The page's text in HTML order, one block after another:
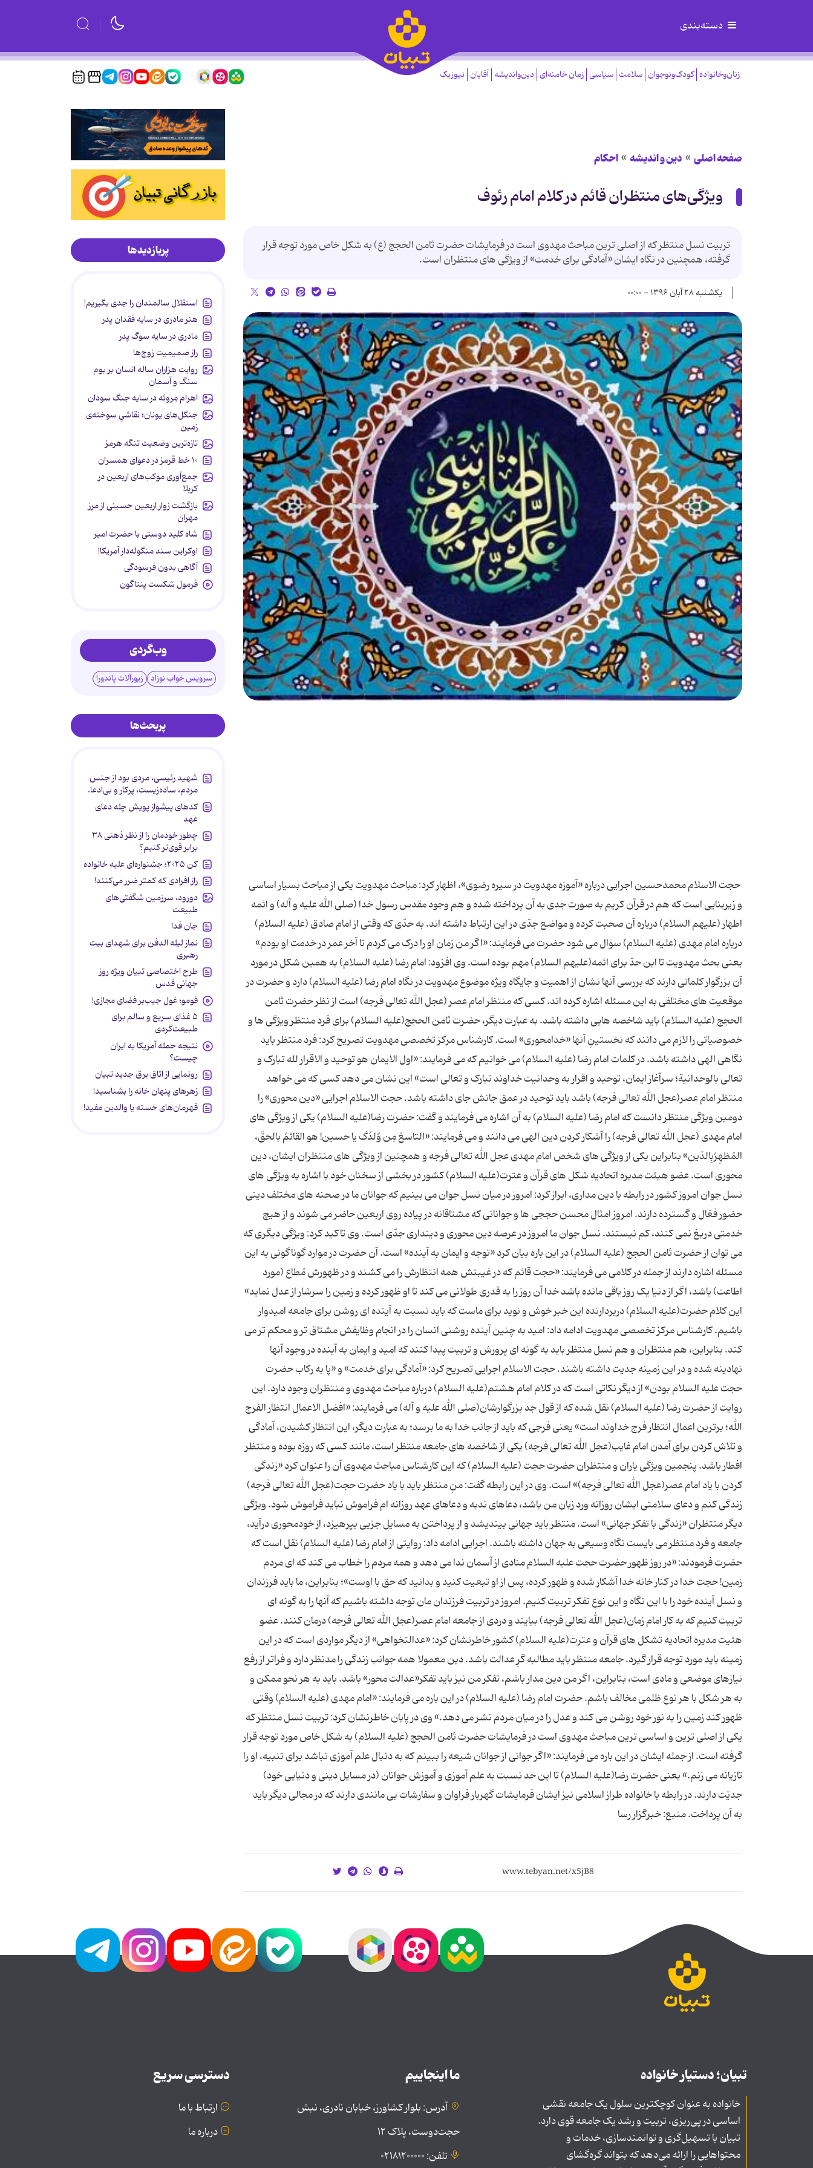
دسته‌بندی
زنان‌وخانواده کودک‌ونوجوان سلامت سیاسی زمان خامنه‌ای دین‌واندیشه آقایان نیوزیک
صفحه اصلی دین و اندیشه احکام
ویژگی‌های منتظران قائم در کلام امام رئوف
تربیت نسل منتظر که از اصلی ترین مباحث مهدوی است در فرمایشات حضرت ثامن الحجج (ع) به شکل خاص مورد توجه قرار
گرفته، همچنین در نگاه ایشان «آمادگی برای خدمت» از ویژگی های منتظران است.
یکشنبه ۲۸ آبان ۱۳۹۶ - ۰۰:۰۰
حجت الاسلام محمدحسین اجرایی درباره «آموزه مهدویت در سیره رضوی»، اظهار کرد: مباحث مهدویت یکی از مباحث بسیار اساسی
و زیربنایی است که هم در قرآن کریم به صورت جدی به آن پرداخته شده و هم وجود مقدس رسول خدا (صلی الله علیه و آله) و ائمه
اطهار (علیهم السلام) درباره آن صحبت کرده و مواضع جدّی در این ارتباط داشته اند. به حدّی که وقتی از امام صادق (علیه السلام)
درباره امام مهدی (علیه السلام) سوال می شود حضرت می فرمایند: «اگر من زمان او را درک می کردم تا آخر عمر در خدمت او بودم»
یعنی بحث مهدویت تا این حدّ برای ائمه(علیهم السلام) مهم بوده است. وی افزود: امام رضا (علیه السلام) به همین شکل در مورد
آن بزرگوار کلماتی دارند که بررسی آنها نشان از اهمیت و جایگاه ویژه موضوع مهدویت در نگاه امام رضا (علیه السلام) دارد و حضرت در
موقعیت های مختلفی به این مسئله اشاره کرده اند. کسی که منتظر امام عصر (عجل الله تعالی فرجه) است از نظر حضرت ثامن
الحجج (علیه السلام) باید شاخصه هایی داشته باشد. به عبارت دیگر، حضرت ثامن الحجج(علیه السلام) برای فرد منتظر ویژگی ها و
خصوصیاتی را لازم می دانند که نخستینِ آنها «خدامحوری» است. کارشناس مرکز تخصصی مهدویت تصریح کرد: فرد منتظر باید
نگاهی الهی داشته باشد. در کلمات امام رضا (علیه السلام) می خوانیم که می فرمایند: «اول الایمان هو توحید و الاقرار لله تبارک و
تعالی بالوحدانیة؛ سرآغاز ایمان، توحید و اقرار به وحدانیت خداوند تبارک و تعالی است» این نشان می دهد کسی که می خواهد
منتظر امام عصر(عجل الله تعالی فرجه) باشد باید توحید در عمق جانش جای داشته باشد. حجت الاسلام اجرایی «دین محوری» را
دومین ویژگی منتظر دانست که امام رضا (علیه السلام) به آن اشاره می فرمایند و گفت: حضرت رضا(علیه السلام) یکی از ویژگی های
امام مهدی (عجل الله تعالی فرجه) را آشکار کردن دین الهی می دانند و می فرمایند: «التاسعُ مِن وُلدُکَ یا حسین! هو القائمُ بالحقّ،
المُظهِرُبِالدّین» بنابراین یکی از ویژگی های شخص امام مهدی عجل الله تعالی فرجه و همچنین از ویژگی های منتظران ایشان، دین
محوری است. عضو هیئت مدیره اتحادیه شکل های قرآن و عترت(علیه السلام) کشور در بخشی از سخنان خود با اشاره به ویژگی های
نسل جوان امروز کشور در رابطه با دین مداری، ابراز کرد: امروز در میان نسل جوان می بینیم که جوانان ما در صحنه های مختلف دینی
حضور فعّال و گسترده دارند. امروز امثال محسن حججی ها و جوانانی که مشتاقانه در پیاده روی اربعین حاضر می شوند و از هیچ
خدمتی دریغ نمی کنند، کم نیستند. نسل جوان ما امروز در عرصه دین محوری و دینداری جدّی است. وی تاکید کرد: ویژگی دیگری که
می توان از حضرت ثامن الحجج (علیه السلام) در این باره بیان کرد «توجه و ایمان به آینده» است. آن حضرت در موارد گوناگونی به این
مسئله اشاره دارند از جمله در کلامی می فرمایند: «حجت قائم که در غیبتش همه انتظارش را می کشند و در ظهورش مُطاع (مورد
اطاعت) باشد، اگر از دنیا یک روز باقی مانده باشد خدا آن روز را به قدری طولانی می کند تا او ظهور کرده و زمین را سرشار از عدل نماید»
این کلام حضرت(علیه السلام) دربردارنده این خبر خوش و نوید برای ماست که باید نسبت به آینده ای روشن برای جامعه امیدوار
باشیم. کارشناس مرکز تخصصی مهدویت ادامه داد: امید به چنین آینده روشنی انسان را در انجام وظایفش مشتاق تر و محکم تر می
کند. بنابراین، هم منتظران و هم نسل منتظر باید به گونه ای پرورش و تربیت پیدا کنند که امید و ایمان به آینده در وجود آنها
نهادینه شده و در این زمینه جدیت داشته باشند. حجت الاسلام اجرایی تصریح کرد: «آمادگی برای خدمت» و «پا به رکاب حضرت
حجت علیه السلام بودن» از دیگر نکاتی است که در کلام امام هشتم(علیه السلام) درباره مباحث مهدوی و منتظران وجود دارد. این
روایت از حضرت رضا (علیه السلام) نقل شده که از قول جد بزرگوارشان(صلی الله علیه و آله) می فرمایند: «افضل الاعمال انتظار الفرج
الله؛ برترین اعمال انتظار فرج خداوند است» یعنی فرجی که باید از جانب خدا به ما برسد؛ به عبارت دیگر، این انتظار کشیدن، آمادگی
و تلاش کردن برای آمدن امام غایب(عجل الله تعالی فرجه) یکی از شاخصه های جامعه منتظر است، مانند کسی که روزه بوده و منتظر
افطار باشد. پنجمین ویژگی یاران و منتظران حضرت حجت (علیه السلام) که این کارشناس مباحث مهدوی آن را عنوان کرد «زندگی
کردن با یاد امام عصر(عجل الله تعالی فرجه)» است. وی در این رابطه گفت: منِ منتظر باید با یاد حضرت حجت(عجل الله تعالی فرجه)
زندگی کنم و دعای سلامتی ایشان روزانه ورد زبان من باشد، دعاهای ندبه و دعاهای عهد روزانه ام فراموش نباید فراموش شود. ویژگی
دیگر منتظران «زندگی با تفکر جهانی» است. منتظر باید جهانی بیندیشد و از پرداختن به مسایل جزیی بپرهیزد، از خودمحوری درآید،
جامعه و فرد منتظر می بایست نگاه وسیعی به جهان داشته باشند. اجرایی ادامه داد: روایتی از امام رضا (علیه السلام) نقل است که
حضرت فرمودند: «در روز ظهور حضرت حجت علیه السلام منادی از آسمان ندا می دهد و همه مردم را خطاب می کند که ای مردم
زمین! حجت خدا در کنار خانه خدا آشکار شده و ظهور کرده، پس از او تبعیت کنید و بدانید که حق با اوست»؛ بنابراین، ما باید فرزندان
و نسل آینده خود را با این نگاه و این نوع تفکر تربیت کنیم. امروز در تربیت فرزندان مان توجه داشته باشیم که آنها را به گونه ای
تربیت کنیم که به کار امام زمان(عجل الله تعالی فرجه) بیایند و دردی از جامعه امام عصر(عجل الله تعالی فرجه) درمان کنند. عضو
هئیت مدیره اتحادیه تشکل های قرآن و عترت(علیه السلام) کشور خاطرنشان کرد: «عدالتخواهی» از دیگر مواردی است که در این
زمینه باید مورد توجه قرار گیرد. جامعه منتظر باید مطالبه گرِ عدالت باشد. دین معمولا همه جوانب زندگی را مدنظر دارد و فراتر از رفع
نیازهای موضعی و مادی است، بنابراین، اگر من دین مدار باشم، تفکر من نیز باید تفکر«عدالت محور» باشد. باید به هر نحو ممکن و
به هر شکل با هر نوع ظلمی مخالف باشم. حضرت امام رضا (علیه السلام) در این باره می فرمایند: «امام مهدی (علیه السلام) وقتی
ظهور کند زمین را به نور خود روشن می کند و عدل را در میان مردم نشر می دهد.» وی در پایان خاطرنشان کرد: تربیت نسل منتظر که
یکی از اصلی ترین و اساسی ترین مباحث مهدوی است در فرمایشات حضرت ثامن الحجج (علیه السلام) به شکل خاص مورد توجه قرار
گرفته است. از جمله ایشان در این باره می فرمایند: «اگر جوانی از جوانان شیعه را ببینم که به دنبال علم آموزی نباشد برای تنبیه، او را
تازیانه می زنم.» یعنی حضرت رضا(علیه السلام) تا این حد نسبت به علم آموزی و آموزش جوانان (در مسایل دینی و دنیایی خود)
جدیّت دارند. در رابطه با خانواده طراز اسلامی نیز ایشان فرمایشات گهربار فراوان و سفارشات بی مانندی دارند که در مجالی دیگر باید
به آن پرداخت. منبع: خبرگزار رسا
پربازدیدها
استقلال سالمندان را جدی بگیریم!
هنر مادری در سایه‌ فقدان پدر
مادری در سایه سوگ پدر
راز صمیمیت زوج‌ها
روایت هزاران ساله انسان بر بوم
سنگ و آسمان
اهرام مِروئه در سایه جنگ سودان
جنگل‌های یونان؛ نقاشیِ سوخته‌ی
زمین
تازه‌ترین وضعیت تنگه هرمز
۱۰ خط قرمز در دعوای همسران
جمع‌آوری موکب‌های اربعین در
کربلا
بازگشت زوار اربعین حسینی از مرز
مهران
شاه کلید دوستی با حضرت امیر
اوکراین سند منگوله‌دار آمریکا!
آگاهی بدون فرسودگی
فرمول شکست پنتاگون
وب‌گردی
سرویس خواب نوزاد زیورآلات پاندورا
پربحث‌ها
شهید رئیسی، مردی بود از جنس
مردم، ساده‌زیست، پرکار و بی‌ادعا.
کدهای پیشواز پویش چله دعای
عهد
چطور خودمان را از نظر ذهنی ۳۸
برابر قوی‌تر کنیم؟
کن ۲۰۲۵؛ جشنواره‌ای علیه خانواده
راز افرادی که کمتر ضرر می‌کنند!
دورود، سرزمین شگفتی‌های
طبیعت
جان فدا
نماز لیله الدفن برای شهدای بیت
رهبری
طرح اختصاصی تبیان ویژه روز
جهانی قدس
فومو؛ غول جیب‌بر فضای مجازی!
۵ غذای سریع و سالم برای
طبیعت‌گردی
نتیجه حمله آمریکا به ایران
چیست؟
رونمایی از اتاق برق جدید تبیان
زهرهای پنهان خانه را بشناسید!
قهرمان‌های خسته یا والدین مفید!
تبیان؛ دستیار خانواده
خانواده به عنوان کوچکترین سلول یک جامعه نقشی
اساسی در پی‌ریزی، تربیت و رشد یک جامعه قوی دارد.
تبیان با تسهیل‌گری و توانمندسازی، خدمات و
محتواهایی را ارائه می‌دهد که بتواند گره‌گشای
ما اینجاییم
آدرس: بلوار کشاورز، خیابان نادری، نبش
حجت‌دوست، پلاک ۱۲
تلفن: ۰۲۱۸۱۲۰۰۰۰۰
دسترسی سریع
ارتباط با ما
درباره ما